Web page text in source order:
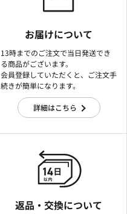
お届けについて
13時までのご注文で当日発送でき
る商品がございます。
会員登録していただくと、ご注文手
続きが簡単になります。
詳細はこちら
返品・交換について